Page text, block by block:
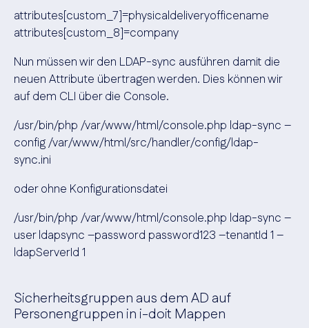
attributes[custom_7]=physicaldeliveryofficename
attributes[custom_8]=company
Nun müssen wir den LDAP-sync ausführen damit die
neuen Attribute übertragen werden. Dies können wir
auf dem CLI über die Console.
/usr/bin/php /var/www/html/console.php ldap-sync –
config /var/www/html/src/handler/config/ldap-
sync.ini
oder ohne Konfigurationsdatei
/usr/bin/php /var/www/html/console.php ldap-sync –
user ldapsync –password password123 –tenantId 1 –
ldapServerId 1
Sicherheitsgruppen aus dem AD auf
Personengruppen in i-doit Mappen